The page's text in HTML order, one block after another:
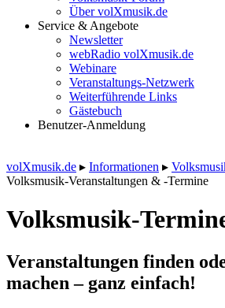
Über volXmusik.de
Service & Angebote
Newsletter
webRadio volXmusik.de
Webinare
Veranstaltungs-Netzwerk
Weiterführende Links
Gästebuch
Benutzer-Anmeldung
volXmusik.de ▸ Informationen ▸
Volksmusik-Veranstaltungen & -Termine
Volksmusik-
Veranstaltungen finden
machen – ganz einfach!